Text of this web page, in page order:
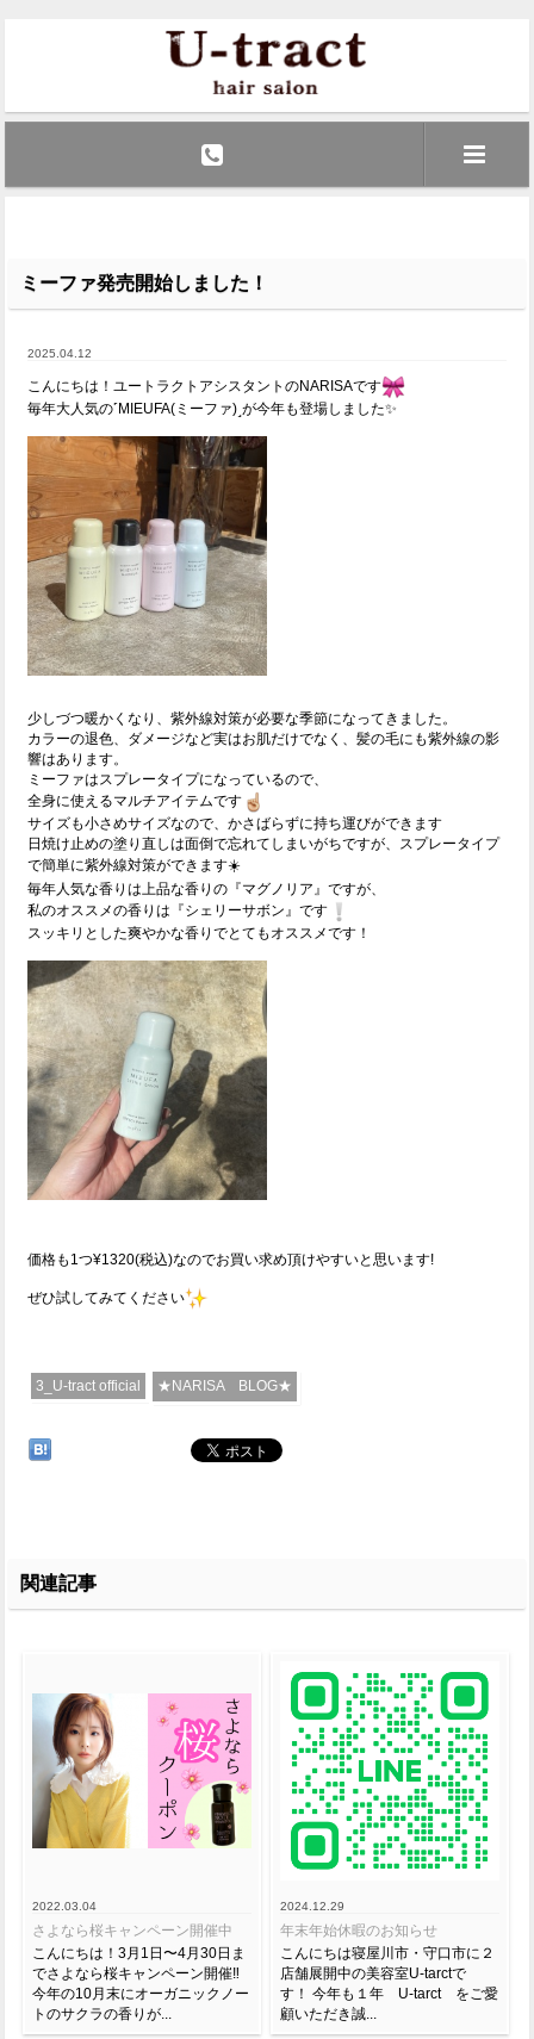
ミーファ‎発売開始しました！
2025.04.12
こんにちは！ユートラクトアシスタントのNARISAです
毎年大人気の˹MIEUFA(ミーファ)˼が今年も登場しました✨
少しづつ暖かくなり、紫外線対策が必要な季節になってきました。
カラーの退色、ダメージなど実はお肌だけでなく、髪の毛にも紫外線の影
響はあります。
ミーファはスプレータイプになっているので、
全身に使えるマルチアイテムです
サイズも小さめサイズなので、かさばらずに持ち運びができます
日焼け止めの塗り直しは面倒で忘れてしまいがちですが、スプレータイプ
で簡単に紫外線対策ができます☀️
毎年人気な香りは上品な香りの『マグノリア』ですが、
私のオススメの香りは『シェリーサボン』です
スッキリとした爽やかな香りでとてもオススメです！
価格も1つ¥1320(税込)なのでお買い求め頂けやすいと思います!
ぜひ試してみてください
3_U-tract official ★NARISA BLOG★
関連記事
2022.03.04
さよなら桜キャンペーン開催中
こんにちは！3月1日〜4月30日ま
でさよなら桜キャンペーン開催‼️
今年の10月末にオーガニックノー
トのサクラの香りが...
2024.12.29
年末年始休暇のお知らせ
こんにちは寝屋川市・守口市に２
店舗展開中の美容室U-tarctで
す！ 今年も１年 U-tarct をご愛
顧いただき誠...